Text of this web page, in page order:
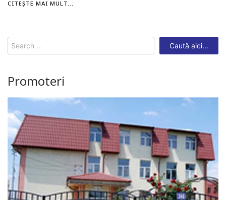
CITEȘTE MAI MULT...
Search
for:
Promoteri